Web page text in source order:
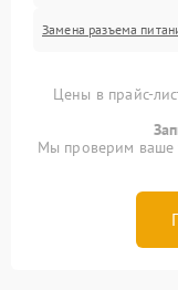
Замена разъема
Цены в прайс-
Мы проверим ваше